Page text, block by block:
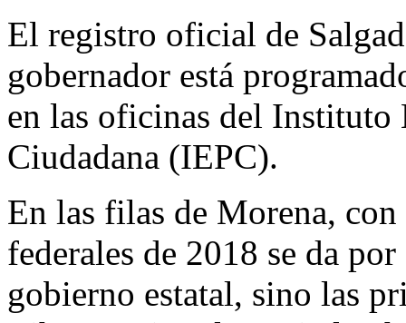
El registro oficial de
gobernador está
en las oficinas del
Ciudadana (IEPC).
En las filas de Morena, con
federales de 2018 se da
gobierno estatal, sino las